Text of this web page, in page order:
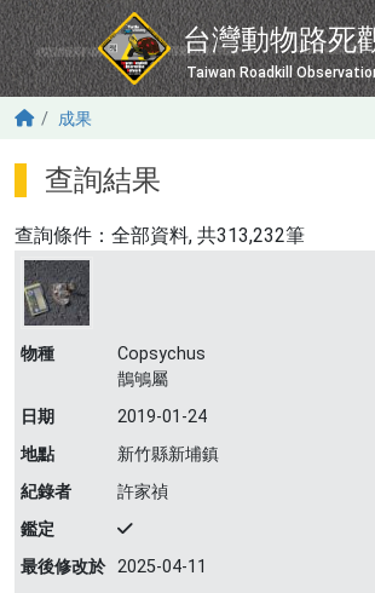
移至主內容
台灣動物路死
Taiwan Roadkill
成果
查詢結果
查詢條件： 全部資料, 共313,232筆
物種
Copsychus
鵲鴝屬
日期
2019-01-24
地點
新竹縣新埔鎮
紀錄者
許家禎
鑑定
最後修改於 2025-04-11